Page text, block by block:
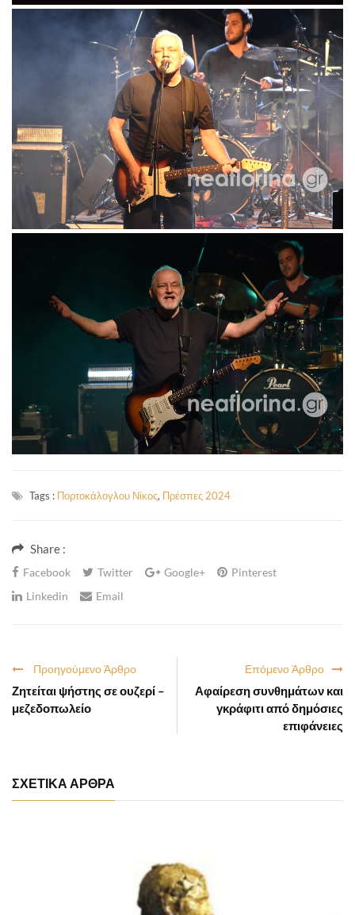
Tags : Πορτοκάλογλου Νίκος, Πρέσπες 2024
Share :
Facebook Twitter Google+
Pinterest
Linkedin
Email
Επόμενο Άρθρο
Αφαίρεση συνθημάτων και
γκράφιτι από δημόσιες
επιφάνειες
Προηγούμενο Άρθρο
Ζητείται ψήστης σε ουζερί –
μεζεδοπωλείο
ΣΧΕΤΙΚΑ ΑΡΘΡΑ